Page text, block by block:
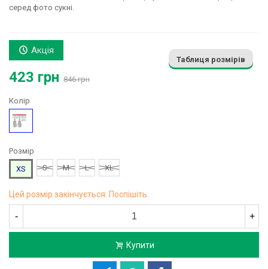
серед фото сукні.
Акція
423 грн 846 грн
Таблиця розмірів
Колір
Синій
Розмір
XS
S M L XL
Цей розмір закінчується. Поспішіть.
- +
Купити